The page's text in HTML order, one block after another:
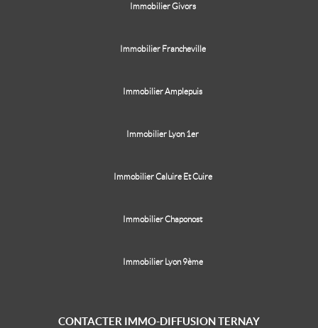
Immobilier Givors
Immobilier Francheville
Immobilier Amplepuis
Immobilier Lyon 1er
Immobilier Caluire Et Cuire
Immobilier Chaponost
Immobilier Lyon 9ème
CONTACTER IMMO-DIFFUSION TERNAY